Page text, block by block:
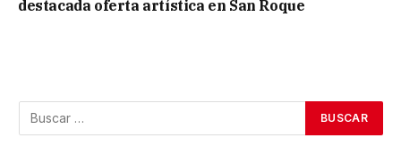
destacada oferta artística en San Roque